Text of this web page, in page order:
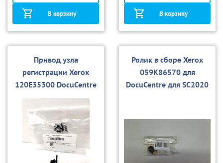
В корзину В корзину
Привод узла
регистрации Xerox
120E35300 DocuCentre
SC2020
Ролик в сборе Xerox
059K86570 для
DocuCentre для SC2020